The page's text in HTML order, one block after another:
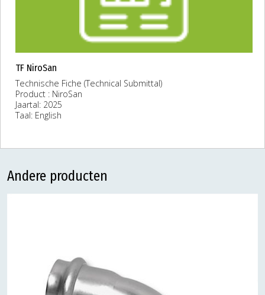
TF NiroSan
Technische Fiche (Technical Submittal)
Product : NiroSan
Jaartal: 2025
Taal: English
Andere producten